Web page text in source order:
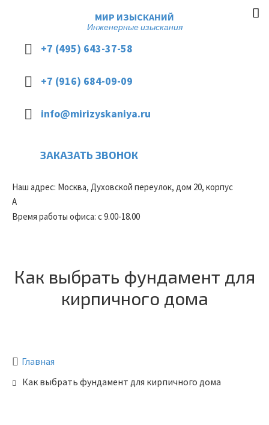
МИР ИЗЫСКАНИЙ
Инженерные изыскания
+7 (495) 643-37-58
+7 (916) 684-09-09
info@mirizyskaniya.ru
ЗАКАЗАТЬ ЗВОНОК
Наш адрес: Москва, Духовской переулок, дом 20, корпус
А
Время работы офиса: с 9.00-18.00
Как выбрать фундамент для
кирпичного дома
Главная
Как выбрать фундамент для кирпичного дома